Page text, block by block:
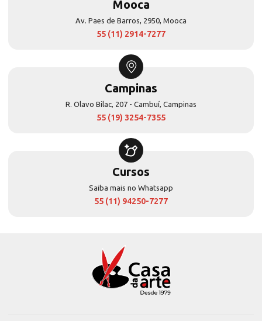
Mooca
Av. Paes de Barros, 2950, Mooca
55 (11) 2914-7277
Campinas
R. Olavo Bilac, 207 - Cambuí, Campinas
55 (19) 3254-7355
Cursos
Saiba mais no Whatsapp
55 (11) 94250-7277